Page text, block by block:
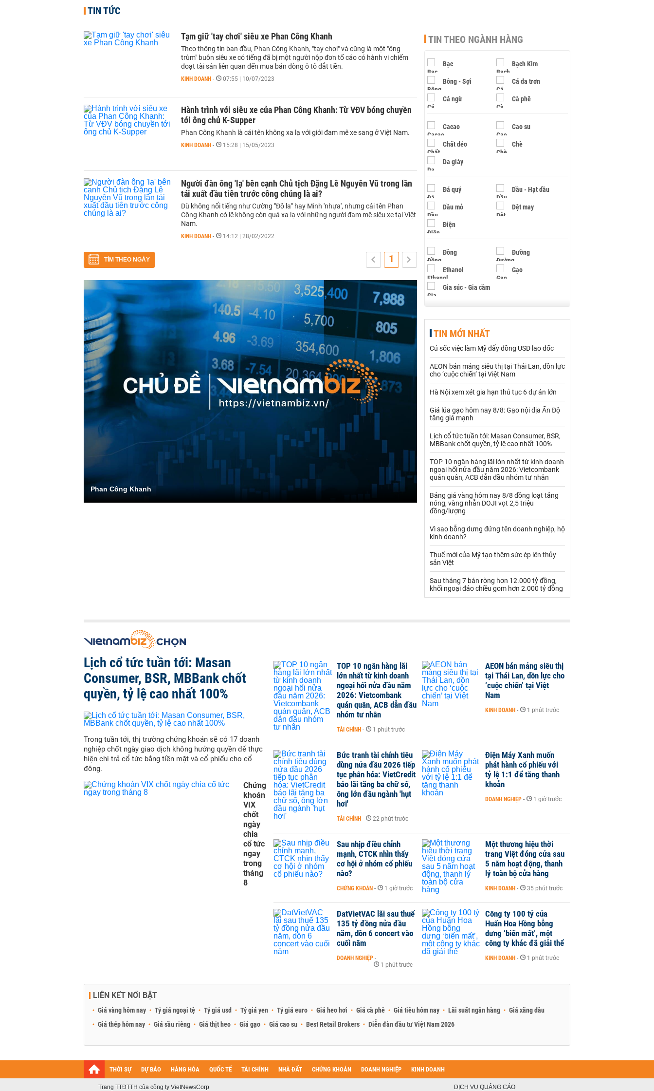
TIN TỨC
Tạm giữ 'tay chơi' siêu xe Phan Công Khanh
Theo thông tin ban đầu, Phan Công Khanh, "tay chơi" và cũng là một "ông
trùm" buôn siêu xe có tiếng đã bị một người nộp đơn tố cáo có hành vi chiếm
đoạt tài sản liên quan đến mua bán dòng ô tô đắt tiền.
KINH DOANH - 07:55 | 10/07/2023
Hành trình với siêu xe của Phan Công Khanh: Từ VĐV bóng chuyền
tới ông chủ K-Supper
Phan Công Khanh là cái tên không xa lạ với giới đam mê xe sang ở Việt Nam.
KINH DOANH - 15:28 | 15/05/2023
Người đàn ông 'lạ' bên cạnh Chủ tịch Đặng Lê Nguyên Vũ trong lần
tái xuất đầu tiên trước công chúng là ai?
Dù không nổi tiếng như Cường "Đô la" hay Minh 'nhựa', nhưng cái tên Phan
Công Khanh có lẽ không còn quá xa lạ với những người đam mê siêu xe tại Việt
Nam.
KINH DOANH - 14:12 | 28/02/2022
TÌM THEO NGÀY 1
Phan Công Khanh
TIN THEO NGÀNH HÀNG
Bạc Bạch Kim
Bông - Sợi Cá da trơn
Cá ngừ Cà phê
Cacao Cao su
Chất dẻo Chè
Da giày
Đá quý Dầu - Hạt dầu
Dầu mỏ Dệt may
Điện
Đồng Đường
Ethanol Gạo
Gia súc - Gia cầm
Hạt điều
Khí đốt
Kim loại khác Mắc ca
Muối Ngũ cốc
Nhựa - Hạt nhựa
Palladium Phân bón
Rau - Củ -Quả Sắt thép
Sữa
Than Thức ăn chăn nuôi
Thủy hải sản khác Tôm
Vàng
VLXD khác
Xi măng - Clynker
TIN MỚI NHẤT
Cú sốc việc làm Mỹ đẩy đồng USD lao dốc
AEON bán mảng siêu thị tại Thái Lan, dồn lực
cho ‘cuộc chiến’ tại Việt Nam
Hà Nội xem xét gia hạn thủ tục 6 dự án lớn
Giá lúa gạo hôm nay 8/8: Gạo nội địa Ấn Độ
tăng giá mạnh
Lịch cổ tức tuần tới: Masan Consumer, BSR,
MBBank chốt quyền, tỷ lệ cao nhất 100%
TOP 10 ngân hàng lãi lớn nhất từ kinh doanh
ngoại hối nửa đầu năm 2026: Vietcombank
quán quân, ACB dẫn đầu nhóm tư nhân
Bảng giá vàng hôm nay 8/8 đồng loạt tăng
nóng, vàng nhẫn DOJI vọt 2,5 triệu
đồng/lượng
Vì sao bỗng dưng đứng tên doanh nghiệp, hộ
kinh doanh?
Thuế mới của Mỹ tạo thêm sức ép lên thủy
sản Việt
Sau tháng 7 bán ròng hơn 12.000 tỷ đồng,
khối ngoại đảo chiều gom hơn 2.000 tỷ đồng
Lịch cổ tức tuần tới: Masan
Consumer, BSR, MBBank chốt
quyền, tỷ lệ cao nhất 100%
Trong tuần tới, thị trường chứng khoán sẽ có 17 doanh
nghiệp chốt ngày giao dịch không hưởng quyền để thực
hiện chi trả cổ tức bằng tiền mặt và cổ phiếu cho cổ
đông.
Chứng
khoán
VIX
chốt
ngày
chia
cổ tức
ngay
trong
tháng
8
TOP 10 ngân hàng lãi
lớn nhất từ kinh doanh
ngoại hối nửa đầu năm
2026: Vietcombank
quán quân, ACB dẫn đầu
nhóm tư nhân
TÀI CHÍNH - 1 phút trước
AEON bán mảng siêu thị
tại Thái Lan, dồn lực cho
‘cuộc chiến’ tại Việt
Nam
KINH DOANH - 1 phút trước
Bức tranh tài chính tiêu
dùng nửa đầu 2026 tiếp
tục phân hóa: VietCredit
báo lãi tăng ba chữ số,
ông lớn đầu ngành 'hụt
hơi'
TÀI CHÍNH - 22 phút trước
Điện Máy Xanh muốn
phát hành cổ phiếu với
tỷ lệ 1:1 để tăng thanh
khoản
DOANH NGHIỆP - 1 giờ trước
Sau nhịp điều chỉnh
mạnh, CTCK nhìn thấy
cơ hội ở nhóm cổ phiếu
nào?
CHỨNG KHOÁN - 1 giờ trước
Một thương hiệu thời
trang Việt đóng cửa sau
5 năm hoạt động, thanh
lý toàn bộ cửa hàng
KINH DOANH - 35 phút trước
DatVietVAC lãi sau thuế
135 tỷ đồng nửa đầu
năm, dồn 6 concert vào
cuối năm
DOANH NGHIỆP -
1 phút trước
Công ty 100 tỷ của
Huấn Hoa Hồng bỗng
dưng ‘biến mất’, một
công ty khác đã giải thể
KINH DOANH - 1 phút trước
LIÊN KẾT NỔI BẬT
Giá vàng hôm nay Tỷ giá ngoại tệ Tỷ giá usd Tỷ giá yen Tỷ giá euro Giá heo hơi Giá cà phê Giá tiêu hôm nay Lãi suất ngân hàng
Giá xăng dầu
Giá thép hôm nay
Giá sầu riêng Giá thịt heo Giá gạo Giá cao su Best Retail Brokers Diễn đàn đầu tư Việt Nam 2026
THỜI SỰ DỰ BÁO HÀNG HÓA QUỐC TẾ TÀI CHÍNH NHÀ ĐẤT CHỨNG KHOÁN DOANH NGHIỆP KINH DOANH
Trang TTĐTTH của công ty VietNewsCorp DỊCH VỤ QUẢNG CÁO